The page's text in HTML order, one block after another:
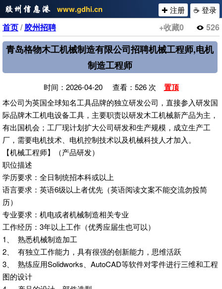
www.gdhi.cn ☕ 登录
✚ 注册
+收藏0 526
首页/胶州招聘
青岛格物木工机械制造有限公司招聘机械工程师,电机
制造工程师
时间：2026-04-20 查看：526 次 置顶
本公司为英国全球知名工具品牌的独立研发公司，直接参入研发国
际品牌木工机电设备工具，主要职责以研发木工机械新产品为主，
有出国机会；工厂现计划扩大公司研发和生产规模，成立生产工
厂，需要电机技术、电机控制技术以及机械科技人才加入。
【机械工程师】（产品研发）
职位描述
学历要求：全日制统招本科或以上
语言要求：英语6级以上者优先（英语阅读文案不能交流勿投简
历）
专业要求：机电或者机械制造相关专业
工作经历：3年以上工作（优秀应届生也可以）
1、 熟悉机械制造加工
2、 有独立工作能力，具有很强的创新能力，思维活跃
3、 熟练应用Solidworks、AutoCAD等软件对零件进行三维和工程
图的设计